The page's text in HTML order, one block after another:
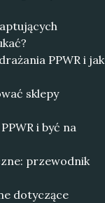
PPWR i jak
sklepy
i być na
przewodnik
dotyczące